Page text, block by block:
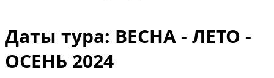
Даты тура: ВЕСНА - ЛЕТО -
ОСЕНЬ 2024